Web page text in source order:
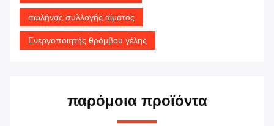
σωλήνας συλλογής αίματος
Ενεργοποιητής θρόμβου γέλης
παρόμοια προϊόντα